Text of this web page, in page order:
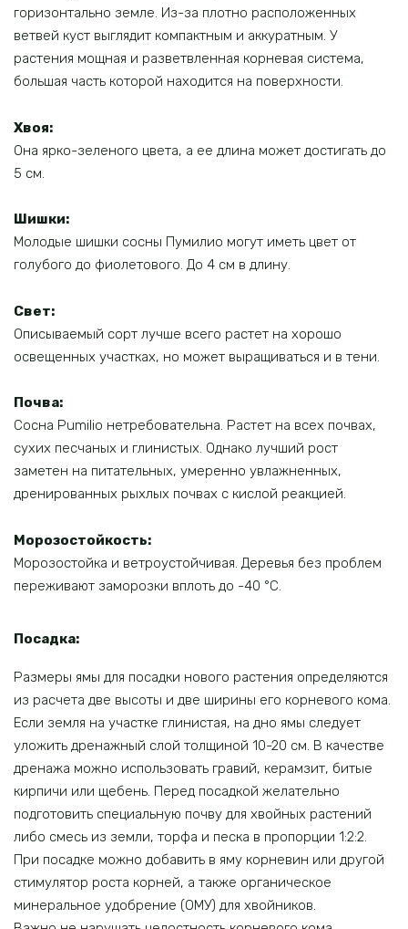
горизонтально земле. Из-за плотно расположенных
ветвей куст выглядит компактным и аккуратным. У
растения мощная и разветвленная корневая система,
большая часть которой находится на поверхности.
Хвоя:
Она ярко-зеленого цвета, а ее длина может достигать до
5 см.
Шишки:
Молодые шишки сосны Пумилио могут иметь цвет от
голубого до фиолетового. До 4 см в длину.
Свет:
Описываемый сорт лучше всего растет на хорошо
освещенных участках, но может выращиваться и в тени.
Почва:
Сосна Pumilio нетребовательна. Растет на всех почвах,
сухих песчаных и глинистых. Однако лучший рост
заметен на питательных, умеренно увлажненных,
дренированных рыхлых почвах с кислой реакцией.
Морозостойкость:
Морозостойка и ветроустойчивая. Деревья без проблем
переживают заморозки вплоть до -40 °C.
Посадка:
Размеры ямы для посадки нового растения определяются
из расчета две высоты и две ширины его корневого кома.
Если земля на участке глинистая, на дно ямы следует
уложить дренажный слой толщиной 10-20 см. В качестве
дренажа можно использовать гравий, керамзит, битые
кирпичи или щебень. Перед посадкой желательно
подготовить специальную почву для хвойных растений
либо смесь из земли, торфа и песка в пропорции 1:2:2.
При посадке можно добавить в яму корневин или другой
стимулятор роста корней, а также органическое
минеральное удобрение (ОМУ) для хвойников.